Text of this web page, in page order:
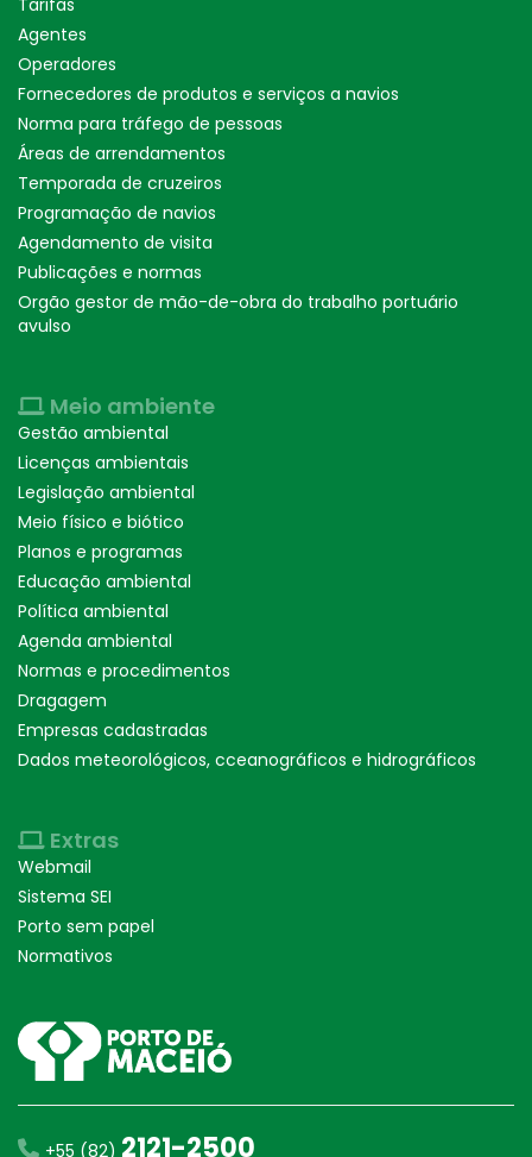
Tarifas
Agentes
Operadores
Fornecedores de produtos e serviços a navios
Norma para tráfego de pessoas
Áreas de arrendamentos
Temporada de cruzeiros
Programação de navios
Agendamento de visita
Publicações e normas
Orgão gestor de mão-de-obra do trabalho portuário
avulso
Meio ambiente
Gestão ambiental
Licenças ambientais
Legislação ambiental
Meio físico e biótico
Planos e programas
Educação ambiental
Política ambiental
Agenda ambiental
Normas e procedimentos
Dragagem
Empresas cadastradas
Dados meteorológicos, cceanográficos e hidrográficos
Extras
Webmail
Sistema SEI
Porto sem papel
Normativos
+55 (82) 2121-2500